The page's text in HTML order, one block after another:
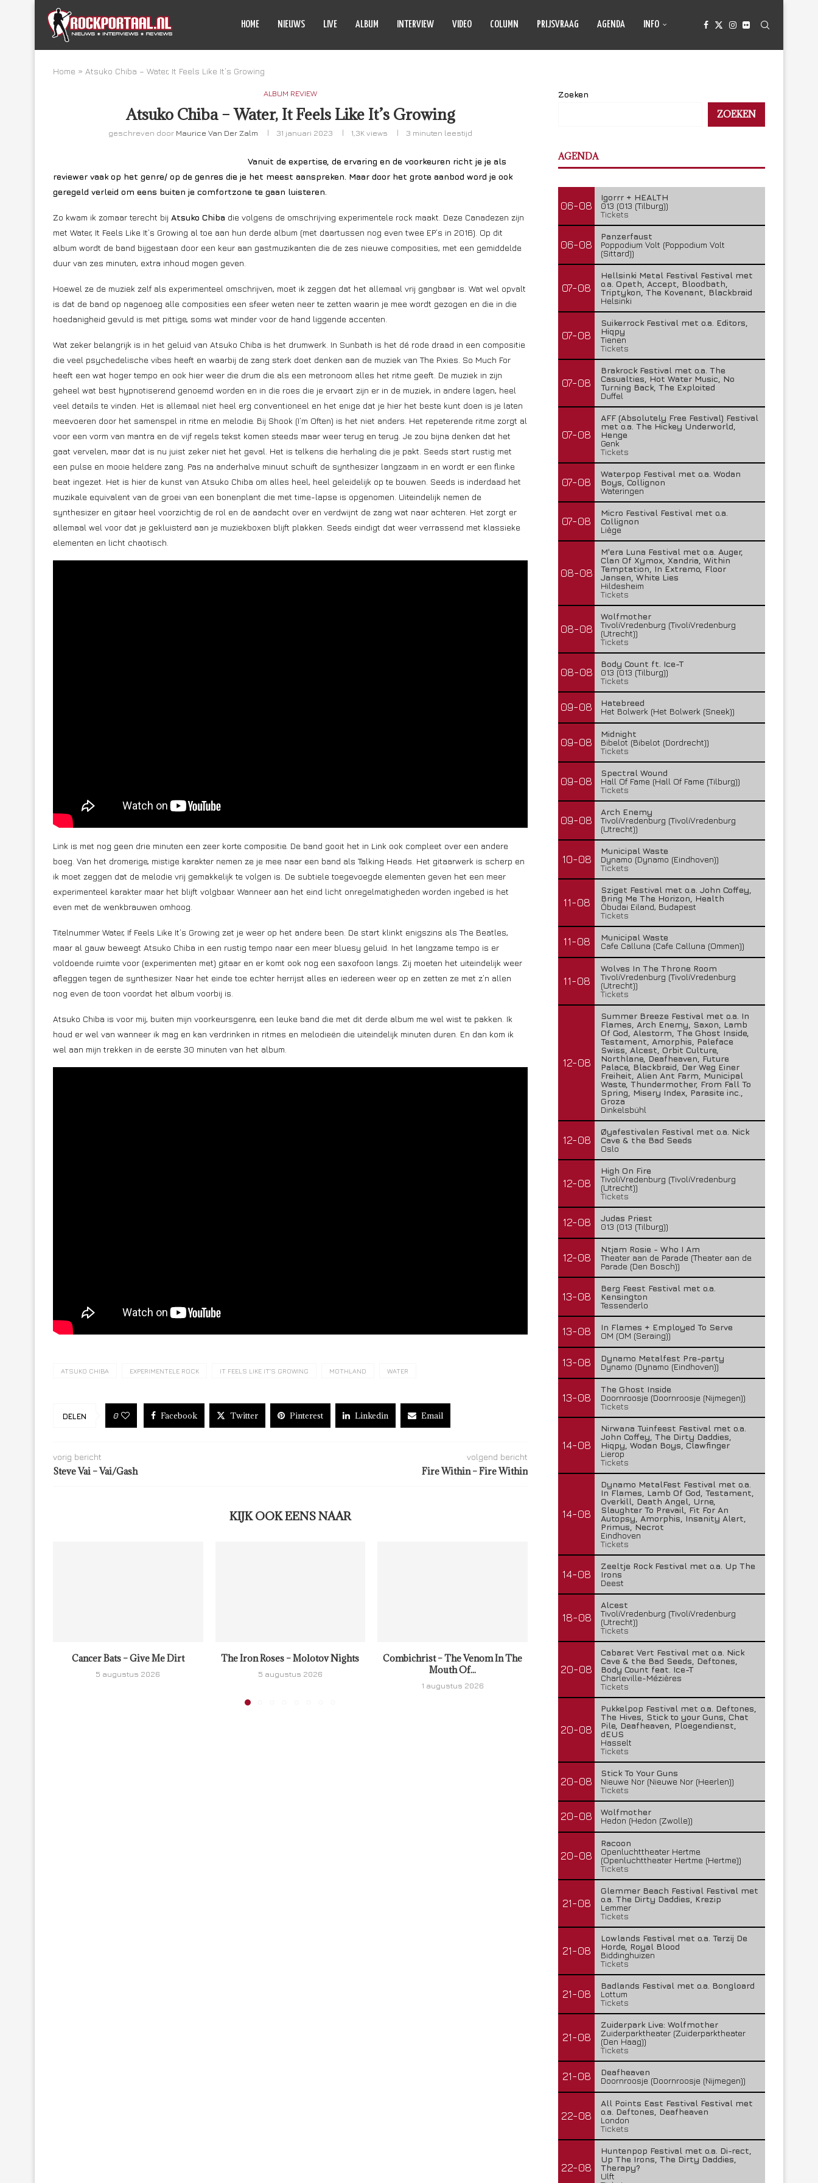
HOME NIEUWS LIVE ALBUM INTERVIEW VIDEO COLUMN PRIJSVRAAG AGENDA INFO
Home » Atsuko Chiba – Water, It Feels Like It’s Growing
ALBUM REVIEW
Atsuko Chiba – Water, It Feels Like It’s Growing
geschreven door Maurice Van Der Zalm 31 januari 2023 1,3K views 3 minuten leestijd
Vanuit de expertise, de ervaring en de voorkeuren richt je je als
reviewer vaak op het genre/ op de genres die je het meest aanspreken. Maar door het grote aanbod word je ook
geregeld verleid om eens buiten je comfortzone te gaan luisteren.
Zo kwam ik zomaar terecht bij Atsuko Chiba die volgens de omschrijving experimentele rock maakt. Deze Canadezen zijn
met Water, It Feels Like It’s Growing al toe aan hun derde album (met daartussen nog even twee EP’s in 2016). Op dit
album wordt de band bijgestaan door een keur aan gastmuzikanten die de zes nieuwe composities, met een gemiddelde
duur van zes minuten, extra inhoud mogen geven.
Hoewel ze de muziek zelf als experimenteel omschrijven, moet ik zeggen dat het allemaal vrij gangbaar is. Wat wel opvalt
is dat de band op nagenoeg alle composities een sfeer weten neer te zetten waarin je mee wordt gezogen en die in die
hoedanigheid gevuld is met pittige, soms wat minder voor de hand liggende accenten.
Wat zeker belangrijk is in het geluid van Atsuko Chiba is het drumwerk. In Sunbath is het dé rode draad in een compositie
die veel psychedelische vibes heeft en waarbij de zang sterk doet denken aan de muziek van The Pixies. So Much For
heeft een wat hoger tempo en ook hier weer die drum die als een metronoom alles het ritme geeft. De muziek in zijn
geheel wat best hypnotiserend genoemd worden en in die roes die je ervaart zijn er in de muziek, in andere lagen, heel
veel details te vinden. Het is allemaal niet heel erg conventioneel en het enige dat je hier het beste kunt doen is je laten
meevoeren door het samenspel in ritme en melodie. Bij Shook (I’m Often) is het niet anders. Het repeterende ritme zorgt al
voor een vorm van mantra en de vijf regels tekst komen steeds maar weer terug en terug. Je zou bijna denken dat het
gaat vervelen, maar dat is nu juist zeker niet het geval. Het is telkens die herhaling die je pakt. Seeds start rustig met
een pulse en mooie heldere zang. Pas na anderhalve minuut schuift de synthesizer langzaam in en wordt er een flinke
beat ingezet. Het is hier de kunst van Atsuko Chiba om alles heel, heel geleidelijk op te bouwen. Seeds is inderdaad het
muzikale equivalent van de groei van een bonenplant die met time-lapse is opgenomen. Uiteindelijk nemen de
synthesizer en gitaar heel voorzichtig de rol en de aandacht over en verdwijnt de zang wat naar achteren. Het zorgt er
allemaal wel voor dat je gekluisterd aan je muziekboxen blijft plakken. Seeds eindigt dat weer verrassend met klassieke
elementen en licht chaotisch.
Link is met nog geen drie minuten een zeer korte compositie. De band gooit het in Link ook compleet over een andere
boeg. Van het dromerige, mistige karakter nemen ze je mee naar een band als Talking Heads. Het gitaarwerk is scherp en
ik moet zeggen dat de melodie vrij gemakkelijk te volgen is. De subtiele toegevoegde elementen geven het een meer
experimenteel karakter maar het blijft volgbaar. Wanneer aan het eind licht onregelmatigheden worden ingebed is het
even met de wenkbrauwen omhoog.
Titelnummer Water, If Feels Like It’s Growing zet je weer op het andere been. De start klinkt enigszins als The Beatles,
maar al gauw beweegt Atsuko Chiba in een rustig tempo naar een meer bluesy geluid. In het langzame tempo is er
voldoende ruimte voor (experimenten met) gitaar en er komt ook nog een saxofoon langs. Zij moeten het uiteindelijk weer
afleggen tegen de synthesizer. Naar het einde toe echter herrijst alles en iedereen weer op en zetten ze met z’n allen
nog even de toon voordat het album voorbij is.
Atsuko Chiba is voor mij, buiten mijn voorkeursgenre, een leuke band die met dit derde album me wel wist te pakken. Ik
houd er wel van wanneer ik mag en kan verdrinken in ritmes en melodieën die uiteindelijk minuten duren. En dan kom ik
wel aan mijn trekken in de eerste 30 minuten van het album.
ATSUKO CHIBA EXPERIMENTELE ROCK IT FEELS LIKE IT’S GROWING MOTHLAND WATER
DELEN 0 Facebook Twitter Pinterest Linkedin Email
vorig bericht
Steve Vai – Vai/Gash
volgend bericht
Fire Within – Fire Within
KIJK OOK EENS NAAR
Cancer Bats – Give Me Dirt
5 augustus 2026
The Iron Roses – Molotov Nights
5 augustus 2026
Combichrist – The Venom In The
Mouth Of...
1 augustus 2026
Lunatic Soul – Transition II
29 juli 2026
Boneripper – Radiant In
Zoeken
ZOEKEN
AGENDA
06-08
Igorrr + HEALTH
013 (013 (Tilburg))
Tickets
06-08
Panzerfaust
Poppodium Volt (Poppodium Volt
(Sittard))
07-08
Hellsinki Metal Festival Festival met
o.a. Opeth, Accept, Bloodbath,
Triptykon, The Kovenant, Blackbraid
Helsinki
07-08
Suikerrock Festival met o.a. Editors,
Hiqpy
Tienen
Tickets
07-08
Brakrock Festival met o.a. The
Casualties, Hot Water Music, No
Turning Back, The Exploited
Duffel
07-08
AFF (Absolutely Free Festival) Festival
met o.a. The Hickey Underworld,
Henge
Genk
Tickets
07-08
Waterpop Festival met o.a. Wodan
Boys, Collignon
Wateringen
07-08
Micro Festival Festival met o.a.
Collignon
Liège
08-08
M'era Luna Festival met o.a. Auger,
Clan Of Xymox, Xandria, Within
Temptation, In Extremo, Floor
Jansen, White Lies
Hildesheim
Tickets
08-08
Wolfmother
TivoliVredenburg (TivoliVredenburg
(Utrecht))
Tickets
08-08
Body Count ft. Ice-T
013 (013 (Tilburg))
Tickets
09-08
Hatebreed
Het Bolwerk (Het Bolwerk (Sneek))
09-08
Midnight
Bibelot (Bibelot (Dordrecht))
Tickets
09-08
Spectral Wound
Hall Of Fame (Hall Of Fame (Tilburg))
Tickets
09-08
Arch Enemy
TivoliVredenburg (TivoliVredenburg
(Utrecht))
10-08
Municipal Waste
Dynamo (Dynamo (Eindhoven))
Tickets
11-08
Sziget Festival met o.a. John Coffey,
Bring Me The Horizon, Health
Óbudai Eiland, Budapest
Tickets
11-08
Municipal Waste
Cafe Calluna (Cafe Calluna (Ommen))
11-08
Wolves In The Throne Room
TivoliVredenburg (TivoliVredenburg
(Utrecht))
Tickets
12-08
Summer Breeze Festival met o.a. In
Flames, Arch Enemy, Saxon, Lamb
Of God, Alestorm, The Ghost Inside,
Testament, Amorphis, Paleface
Swiss, Alcest, Orbit Culture,
Northlane, Deafheaven, Future
Palace, Blackbraid, Der Weg Einer
Freiheit, Alien Ant Farm, Municipal
Waste, Thundermother, From Fall To
Spring, Misery Index, Parasite inc.,
Groza
Dinkelsbühl
12-08
Øyafestivalen Festival met o.a. Nick
Cave & the Bad Seeds
Oslo
12-08
High On Fire
TivoliVredenburg (TivoliVredenburg
(Utrecht))
Tickets
12-08
Judas Priest
013 (013 (Tilburg))
12-08
Ntjam Rosie - Who I Am
Theater aan de Parade (Theater aan de
Parade (Den Bosch))
13-08
Berg Feest Festival met o.a.
Kensington
Tessenderlo
13-08
In Flames + Employed To Serve
OM (OM (Seraing))
13-08
Dynamo Metalfest Pre-party
Dynamo (Dynamo (Eindhoven))
13-08
The Ghost Inside
Doornroosje (Doornroosje (Nijmegen))
Tickets
14-08
Nirwana Tuinfeest Festival met o.a.
John Coffey, The Dirty Daddies,
Hiqpy, Wodan Boys, Clawfinger
Lierop
Tickets
14-08
Dynamo MetalFest Festival met o.a.
In Flames, Lamb Of God, Testament,
Overkill, Death Angel, Urne,
Slaughter To Prevail, Fit For An
Autopsy, Amorphis, Insanity Alert,
Primus, Necrot
Eindhoven
Tickets
14-08
Zeeltje Rock Festival met o.a. Up The
Irons
Deest
18-08
Alcest
TivoliVredenburg (TivoliVredenburg
(Utrecht))
Tickets
20-08
Cabaret Vert Festival met o.a. Nick
Cave & the Bad Seeds, Deftones,
Body Count feat. Ice-T
Charleville-Mézières
Tickets
20-08
Pukkelpop Festival met o.a. Deftones,
The Hives, Stick to your Guns, Chat
Pile, Deafheaven, Ploegendienst,
dEUS
Hasselt
Tickets
20-08
Stick To Your Guns
Nieuwe Nor (Nieuwe Nor (Heerlen))
Tickets
20-08
Wolfmother
Hedon (Hedon (Zwolle))
20-08
Racoon
Openluchttheater Hertme
(Openluchttheater Hertme (Hertme))
Tickets
21-08
Glemmer Beach Festival Festival met
o.a. The Dirty Daddies, Krezip
Lemmer
Tickets
21-08
Lowlands Festival met o.a. Terzij De
Horde, Royal Blood
Biddinghuizen
Tickets
21-08
Badlands Festival met o.a. Bongloard
Lottum
Tickets
21-08
Zuiderpark Live: Wolfmother
Zuiderparktheater (Zuiderparktheater
(Den Haag))
Tickets
21-08
Deafheaven
Doornroosje (Doornroosje (Nijmegen))
22-08
All Points East Festival Festival met
o.a. Deftones, Deafheaven
London
Tickets
22-08
Huntenpop Festival met o.a. Di-rect,
Up The Irons, The Dirty Daddies,
Therapy?
Ulft